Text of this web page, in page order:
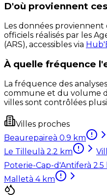
D'où proviennent
Les données proviennent
officiels réalisés par les
(ARS), accessibles via
À quelle fréquence
La fréquence des
commune et du volume
villes sont contrôlées
Villes proches
Beaurepaireà 0.9 km
Le Tilleul à 2.2 km
Poterie-Cap-d'Antiferà 2.5
Malletà 4km